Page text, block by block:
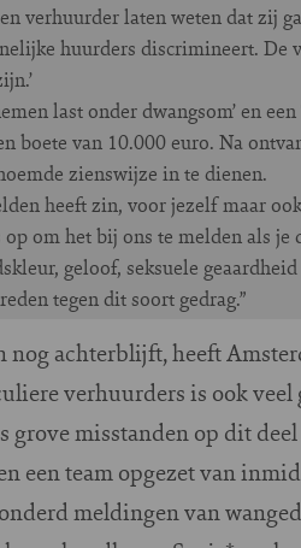
verhuurder laten weten dat zij
huurders discrimineert.
last onder dwangsom’ en
boete van 10.000 euro. Na
zienswijze in te dienen.
heeft zin, voor jezelf maar
om het bij ons te melden als
geloof, seksuele
tegen dit soort gedrag.”
achterblijft, heeft
verhuurders is ook
grove misstanden op dit
een team opgezet van
meldingen van